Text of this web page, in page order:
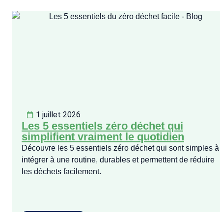
1 juillet 2026
Les 5 essentiels zéro déchet qui
simplifient vraiment le quotidien
Découvre les 5 essentiels zéro déchet qui sont simples à
intégrer à une routine, durables et permettent de réduire
les déchets facilement.